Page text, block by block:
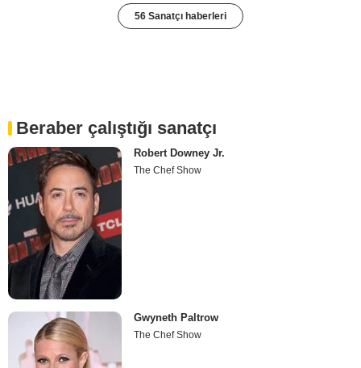
56 Sanatçı haberleri
Beraber çalıştığı sanatçı
Robert Downey Jr.
The Chef Show
Gwyneth Paltrow
The Chef Show